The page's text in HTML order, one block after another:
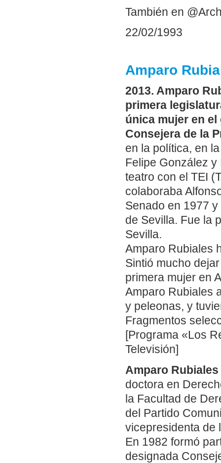
También en
22/02/1993
Amparo
2013. Amparo
primera
única mujer en
Consejera de la
en la política, en
Felipe González
teatro con el TEI
colaboraba
Senado en 1977
de Sevilla. Fue la
Sevilla.
Amparo Rubiales
Sintió mucho
primera mujer en
Amparo Rubiales
y peleonas, y
Fragmentos
[Programa «Los
Televisión]
Amparo
doctora en
la Facultad de
del Partido
vicepresidenta de
En 1982 formó
designada